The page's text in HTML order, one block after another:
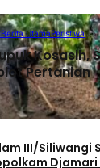
Berita UtamaPeristiwa
Kosasih,
Pertanian
III/Siliwangi